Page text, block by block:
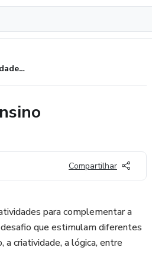
Caderno de atividades - Projeto Adivinha - Ensino Fundamental I
Compartilhar
para complementar a
que estimulam diferentes
a criatividade, a lógica, entre